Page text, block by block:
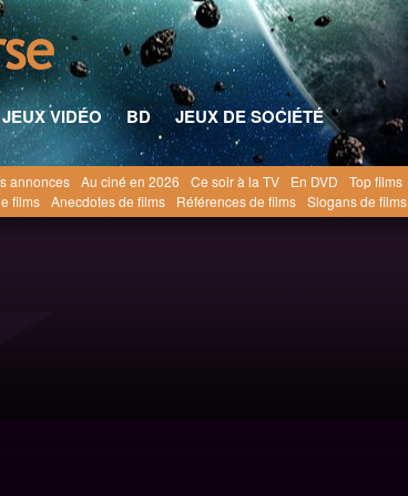
JEUX VIDÉO BD
JEUX DE SOCIÉTÉ
annonces Au ciné en 2026 Ce soir à la TV En DVD Top films
films Anecdotes de films Références de films Slogans de films
Cité pétrifiée [1958]